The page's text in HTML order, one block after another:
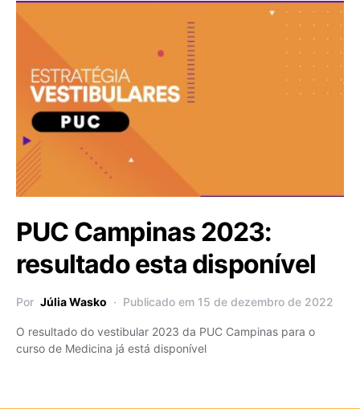
PUC Campinas 2023:
resultado esta disponível
Por Júlia Wasko Publicado em 15 de dezembro de 2022
O resultado do vestibular 2023 da PUC Campinas para o
curso de Medicina já está disponível